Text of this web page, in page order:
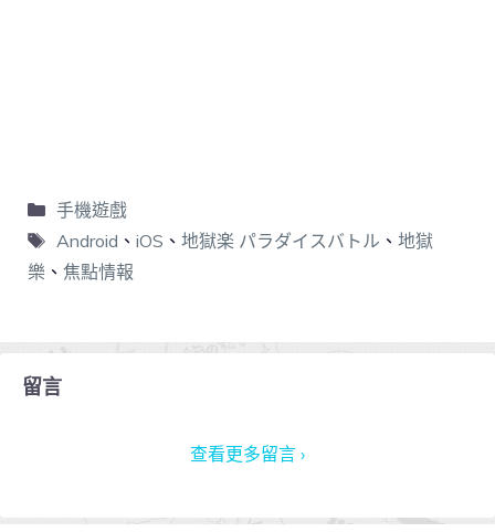
手機遊戲
Android 、 iOS 、 地獄楽 パラダイスバトル 、 地獄
樂 、 焦點情報
留言
查看更多留言 ›